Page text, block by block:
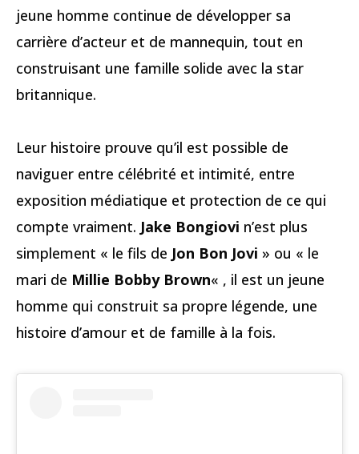
jeune homme continue de développer sa
carrière d’acteur et de mannequin, tout en
construisant une famille solide avec la star
britannique.
Leur histoire prouve qu’il est possible de
naviguer entre célébrité et intimité, entre
exposition médiatique et protection de ce qui
compte vraiment. Jake Bongiovi n’est plus
simplement « le fils de Jon Bon Jovi » ou « le
mari de Millie Bobby Brown« , il est un jeune
homme qui construit sa propre légende, une
histoire d’amour et de famille à la fois.